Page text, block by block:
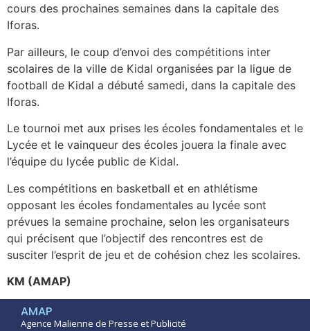
cours des prochaines semaines dans la capitale des
Iforas.
Par ailleurs, le coup d’envoi des compétitions inter
scolaires de la ville de Kidal organisées par la ligue de
football de Kidal a débuté samedi, dans la capitale des
Iforas.
Le tournoi met aux prises les écoles fondamentales et le
Lycée et le vainqueur des écoles jouera la finale avec
l’équipe du lycée public de Kidal.
Les compétitions en basketball et en athlétisme
opposant les écoles fondamentales au lycée sont
prévues la semaine prochaine, selon les organisateurs
qui précisent que l’objectif des rencontres est de
susciter l’esprit de jeu et de cohésion chez les scolaires.
KM (AMAP)
AMAP
Agence Malienne de Presse et Publicité